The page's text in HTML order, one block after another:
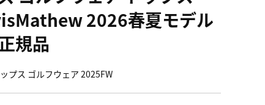
2026春夏モデル
規品
プス ゴルフウェア 2025FW